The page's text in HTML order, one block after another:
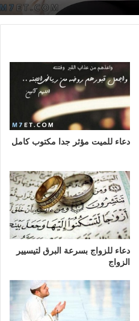
دعاء للميت مؤثر جدا مكتوب كامل
دعاء للزواج بسرعة البرق لتيسيير
الزواج